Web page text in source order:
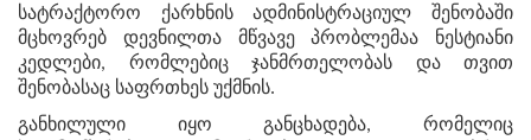
სატრაქტორო ქარხნის ადმინისტრაციულ შენობაში
მცხოვრებ დევნილთა მწვავე პრობლემაა ნესტიანი
კედლები, რომლებიც ჯანმრთელობას და თვით
შენობასაც საფრთხეს უქმნის.
განხილული იყო განცხადება, რომელიც